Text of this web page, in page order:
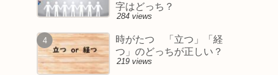
字はどっち？
284 views
時がたつ 「立つ」「経
つ」のどっちが正しい？
219 views